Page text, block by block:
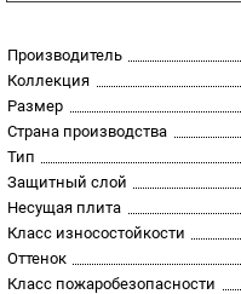
Производитель
Коллекция
Размер
Страна производства
Тип
Защитный слой
Несущая плита
Класс износостойкости
Оттенок
Класс пожаробезопасности